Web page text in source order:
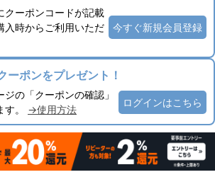
クーポンコードが記載
入時からご利用いただ
今すぐ新規会員登録
ーポンをプレゼント！
の「クーポンの確認」
す。 →使用方法
ログインはこちら